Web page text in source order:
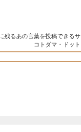
残るあの言葉を投稿できるサ
コトダマ・ドッ